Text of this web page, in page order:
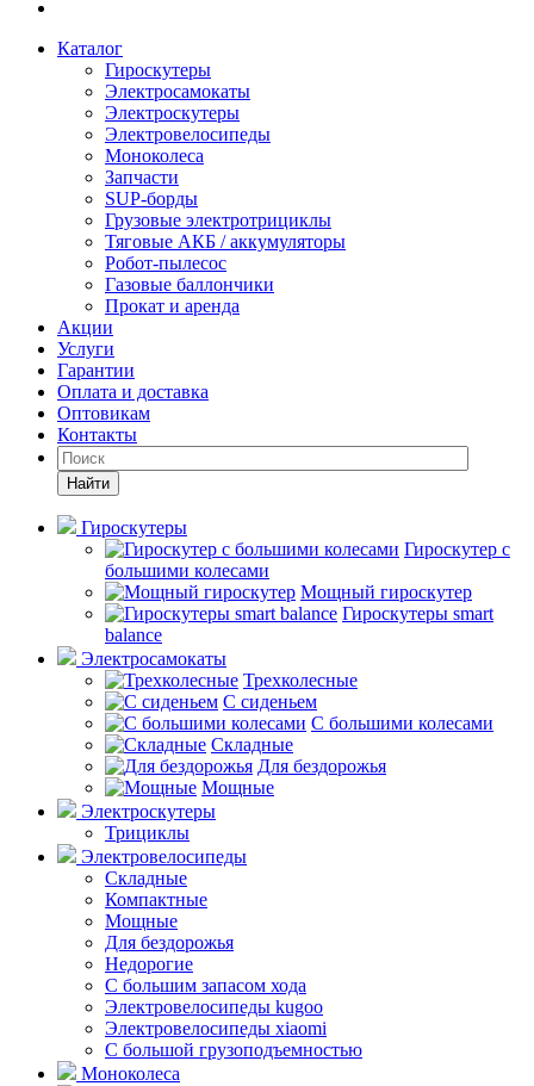
Каталог
Гироскутеры
Электросамокаты
Электроскутеры
Электровелосипеды
Моноколеса
Запчасти
SUP-борды
Грузовые электротрициклы
Тяговые АКБ / аккумуляторы
Робот-пылесос
Газовые баллончики
Прокат и аренда
Акции
Услуги
Гарантии
Оплата и доставка
Оптовикам
Контакты
Найти
Гироскутеры
Гироскутер с
большими колесами
Мощный гироскутер
Гироскутеры smart
balance
Электросамокаты
Трехколесные
С сиденьем
С большими колесами
Складные
Для бездорожья
Мощные
Электроскутеры
Трициклы
Электровелосипеды
Складные
Компактные
Мощные
Для бездорожья
Недорогие
С большим запасом хода
Электровелосипеды kugoo
Электровелосипеды xiaomi
С большой грузоподъемностью
Моноколеса